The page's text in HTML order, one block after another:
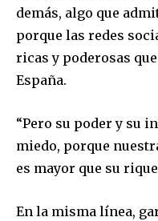
demás, algo que
porque las redes
ricas y poderosas
España.
“Pero su poder y su
miedo, porque
es mayor que su
En la misma línea,